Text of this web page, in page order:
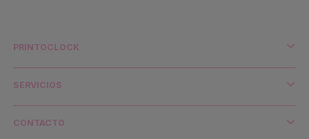
PRINTOCLOCK
SERVICIOS
CONTACTO